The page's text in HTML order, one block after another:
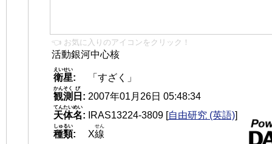
👈 お気に入りのアイコンをクリック！
活動銀河中心核
衛星
えいせい
:
「すざく」
観測
かんそく
日
び
: 2007年01月26日 05:48:34
天体名
てんたいめい
: IRAS13224-3809 [自由研究 (英語)]
種類
しゅるい
: X線
せん